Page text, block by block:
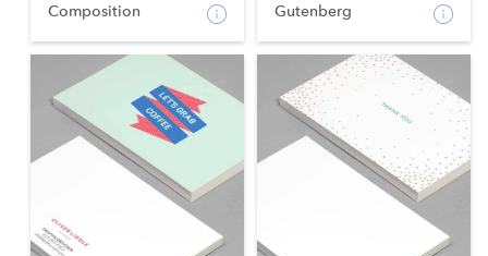
Composition Gutenberg